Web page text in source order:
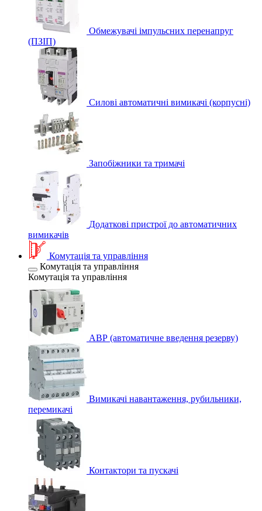
Обмежувачі імпульсних перенапруг
(ПЗІП)
Силові автоматичні вимикачі (корпусні)
Запобіжники та тримачі
Додаткові пристрої до автоматичних
вимикачів
Комутація та управління
Комутація та управління
Комутація та управління
АВР (автоматичне введення резерву)
Вимикачі навантаження, рубильники,
перемикачі
Контактори та пускачі